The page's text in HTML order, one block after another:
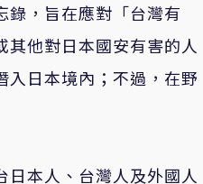
錄，旨在應對「台灣有
他對日本國安有害的人
入日本境內；不過，在野
本人、台灣人及外國人